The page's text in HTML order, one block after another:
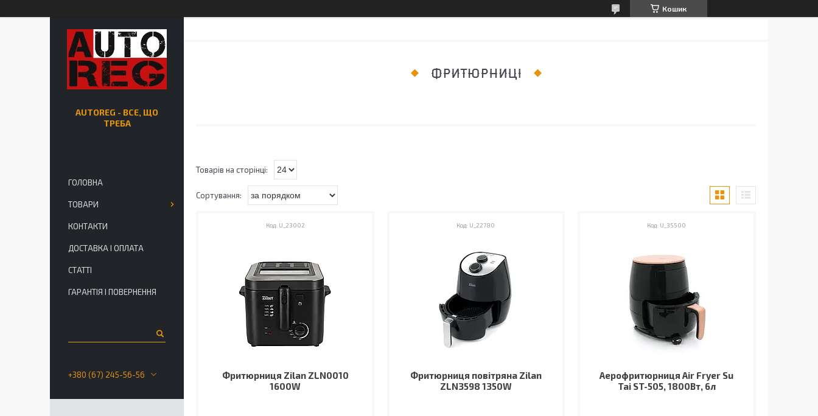
Кошик
ФРИТЮРНИЦІ
U_23002
Фритюрниця Zilan ZLN0010
1600W
U_22780
Фритюрниця повітряна Zilan
ZLN3598 1350W
U_35500
Аерофритюрниця Air Fryer Su
Tai ST-505, 1800Вт, 6л
AUTOREG - ВСЕ, ЩО
ТРЕБА
ГОЛОВНА
ТОВАРИ
КОНТАКТИ
ДОСТАВКА І ОПЛАТА
СТАТТІ
ГАРАНТІЯ І ПОВЕРНЕННЯ
+380 (67) 245-56-56